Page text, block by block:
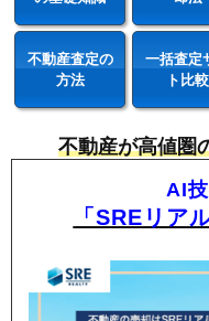
不動産査定の
方法
一括査定
ト比較
不動産が高値圏
AI
「SREリア